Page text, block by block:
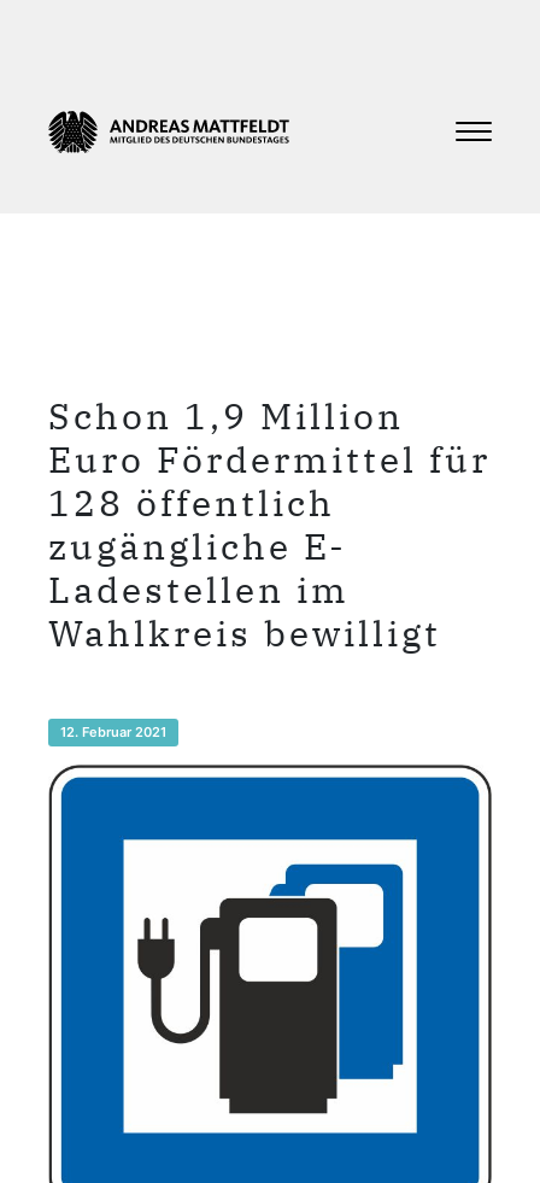
Schon 1,9 Million
Euro Fördermittel für
128 öffentlich
zugängliche E-
Ladestellen im
Wahlkreis bewilligt
12. Februar 2021